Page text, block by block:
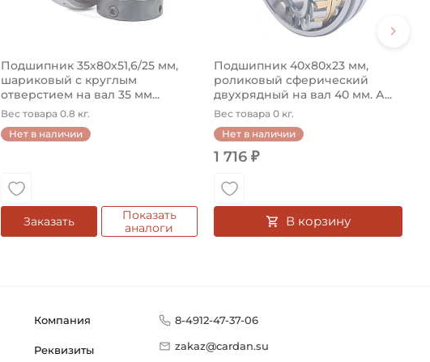
Подшипник 35х80х51,6/25 мм,
шариковый с круглым
отверстием на вал 35 мм...
Вес товара 0.8 кг.
Нет в наличии
Заказать
Показать
аналоги
Подшипник 40х80х23 мм,
роликовый сферический
двухрядный на вал 40 мм. А...
Вес товара 0 кг.
Нет в наличии
1 716 ₽
В корзину
Компания
Реквизиты
8-4912-47-37-06
zakaz@cardan.su